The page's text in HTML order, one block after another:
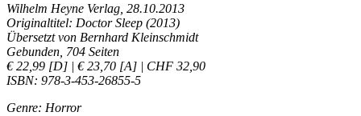
Wilhelm Heyne Verlag, 28.10.2013
Originaltitel: Doctor Sleep (2013)
Übersetzt von Bernhard Kleinschmidt
Gebunden, 704 Seiten
€ 22,99 [D] | € 23,70 [A] | CHF 32,90
ISBN: 978-3-453-26855-5
Genre: Horror